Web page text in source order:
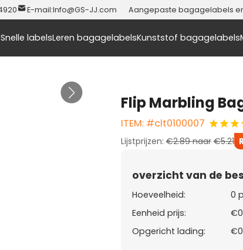
E-mail:Info@GS-JJ.com Aangepaste bagagelabels
Snelle labelsLeren bagagelabelsKunststof bagagelabels
Flip Marbling
ITEM: #clt0100007
Lijstprijzen: €2.89naar €5.21
overzicht van de
Hoeveelheid:
0
Eenheid prijs:
Opgericht lading: